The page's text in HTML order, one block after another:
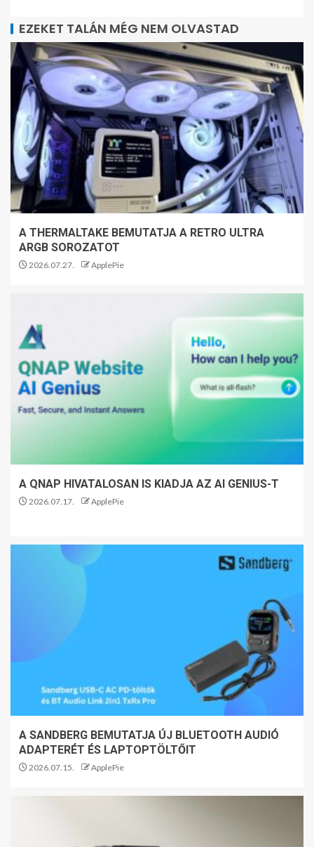
EZEKET TALÁN MÉG NEM OLVASTAD
A THERMALTAKE BEMUTATJA A RETRO ULTRA
ARGB SOROZATOT
2026.07.27. ApplePie
A QNAP HIVATALOSAN IS KIADJA AZ AI GENIUS-T
2026.07.17. ApplePie
A SANDBERG BEMUTATJA ÚJ BLUETOOTH AUDIÓ
ADAPTERÉT ÉS LAPTOPTÖLTŐIT
2026.07.15. ApplePie